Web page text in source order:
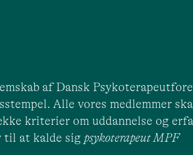
af Dansk
Alle vores medlemmer
kriterier om uddannelse og
til at kalde sig psykoterapeut MPF